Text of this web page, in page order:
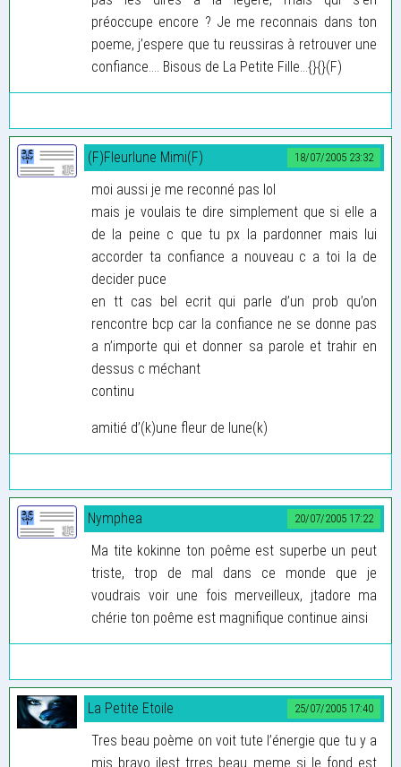
préoccupe encore ? Je me reconnais dans ton
poeme, j’espere que tu reussiras à retrouver une
confiance.... Bisous de La Petite Fille...{}{}(F)
18/07/2005 23:32
(F)Fleurlune Mimi(F)
moi aussi je me reconné pas lol
mais je voulais te dire simplement que si elle a
de la peine c que tu px la pardonner mais lui
accorder ta confiance a nouveau c a toi la de
decider puce
en tt cas bel ecrit qui parle d’un prob qu’on
rencontre bcp car la confiance ne se donne pas
a n’importe qui et donner sa parole et trahir en
dessus c méchant
continu
amitié d’(k)une fleur de lune(k)
20/07/2005 17:22
Nymphea
Ma tite kokinne ton poême est superbe un peut
triste, trop de mal dans ce monde que je
voudrais voir une fois merveilleux, jtadore ma
chérie ton poême est magnifique continue ainsi
25/07/2005 17:40
La Petite Etoile
Tres beau poème on voit tute l’énergie que tu y a
mis bravo ilest trres beau meme si le fond est